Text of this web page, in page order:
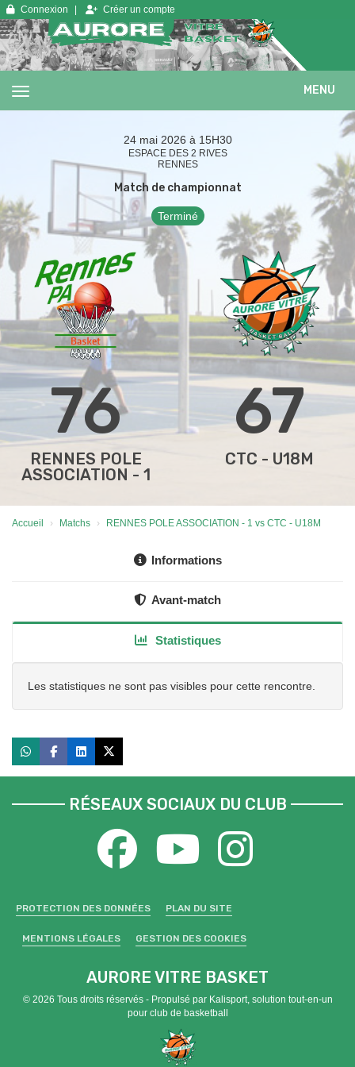
Connexion Créer un compte
MENU
24 mai 2026 à 15H30
ESPACE DES 2 RIVES
RENNES
Match de championnat
Terminé
76 67
RENNES POLE
ASSOCIATION - 1
CTC - U18M
Accueil Matchs RENNES POLE ASSOCIATION - 1 vs CTC - U18M
Informations
Avant-match
Statistiques
Les statistiques ne sont pas visibles pour cette rencontre.
RÉSEAUX SOCIAUX DU CLUB
PROTECTION DES DONNÉES PLAN DU SITE
MENTIONS LÉGALES GESTION DES COOKIES
AURORE VITRE BASKET
© 2026 Tous droits réservés - Propulsé par Kalisport, solution tout-en-un
pour club de basketball
Panneau de gestion des cookies